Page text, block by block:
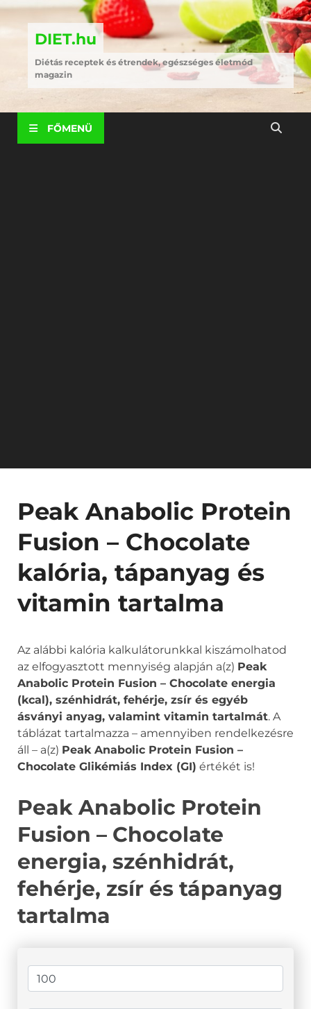
DIET.hu
Diétás receptek és étrendek, egészséges életmód
magazin
FŐMENÜ
Peak Anabolic Protein
Fusion – Chocolate
kalória, tápanyag és
vitamin tartalma
Az alábbi kalória kalkulátorunkkal kiszámolhatod
az elfogyasztott mennyiség alapján a(z) Peak
Anabolic Protein Fusion – Chocolate energia
(kcal), szénhidrát, fehérje, zsír és egyéb
ásványi anyag, valamint vitamin tartalmát. A
táblázat tartalmazza – amennyiben rendelkezésre
áll – a(z) Peak Anabolic Protein Fusion –
Chocolate Glikémiás Index (GI) értékét is!
Peak Anabolic Protein
Fusion – Chocolate
energia, szénhidrát,
fehérje, zsír és tápanyag
tartalma